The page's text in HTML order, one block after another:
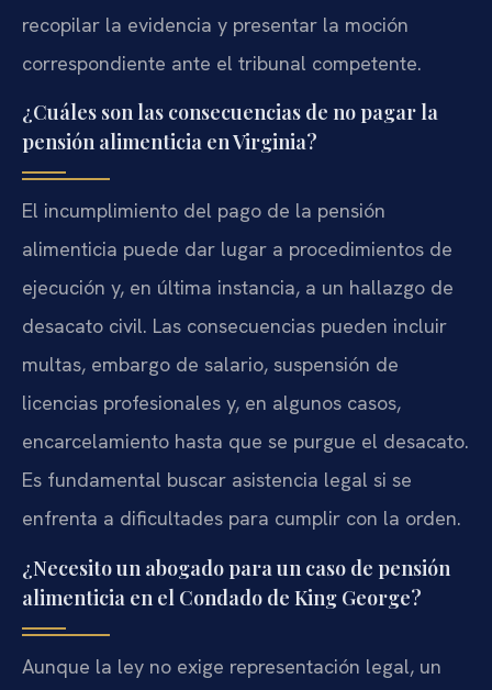
recopilar la evidencia y presentar la moción
correspondiente ante el tribunal competente.
¿Cuáles son las consecuencias de no pagar la
pensión alimenticia en Virginia?
El incumplimiento del pago de la pensión
alimenticia puede dar lugar a procedimientos de
ejecución y, en última instancia, a un hallazgo de
desacato civil. Las consecuencias pueden incluir
multas, embargo de salario, suspensión de
licencias profesionales y, en algunos casos,
encarcelamiento hasta que se purgue el desacato.
Es fundamental buscar asistencia legal si se
enfrenta a dificultades para cumplir con la orden.
¿Necesito un abogado para un caso de pensión
alimenticia en el Condado de King George?
Aunque la ley no exige representación legal, un